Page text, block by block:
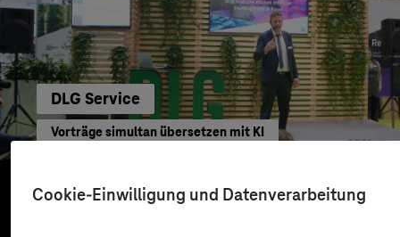
Cookie-Einwilligung und Datenverarbeitung
DLG Service
Vorträge simultan übersetzen mit KI